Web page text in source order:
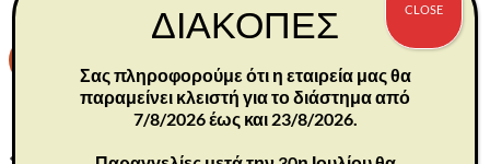
ΔΙΑΚΟΠΕΣ
Σας πληροφορούμε ότι η εταιρεία μας θα
παραμείνει κλειστή για το διάστημα από
7/8/2026 έως και 23/8/2026.
CLOSE